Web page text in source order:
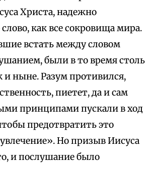
Христа, надежно
как все сокровища мира.
встать между словом
были в то время столь
и ныне. Разум противился,
пиетет, да и сам
принципами пускали в ход
предотвратить это
Но призыв Иисуса
и послушание было